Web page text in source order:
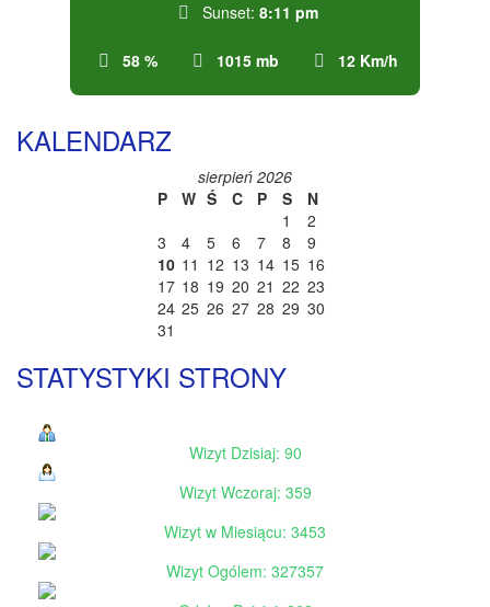
58 % 1015 mb 12 Km/h
Sunset: 8:11 pm
KALENDARZ
sierpień 2026
P
W Ś C P S
N
1
2
3
4 5 6 7 8
9
10 11 12 13 14 15 16
17 18 19 20 21 22 23
24 25 26 27 28 29 30
31
STATYSTYKI STRONY
Wizyt Dzisiaj: 90
Wizyt Wczoraj: 359
Wizyt w Miesiącu: 3453
Wizyt Ogólem: 327357